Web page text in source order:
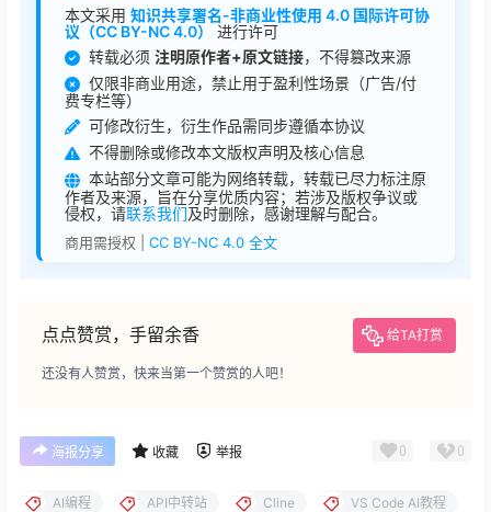
本文采用 知识共享署名-非商业性使用 4.0 国际许可协
议（CC BY-NC 4.0）
进行许可
转载必须 注明原作者+原文链接，不得篡改来源
仅限非商业用途，禁止用于盈利性场景（广告/付
费专栏等）
可修改衍生，衍生作品需同步遵循本协议
不得删除或修改本文版权声明及核心信息
本站部分文章可能为网络转载，转载已尽力标注原
作者及来源，旨在分享优质内容；若涉及版权争议或
侵权，请联系我们及时删除，感谢理解与配合。
商用需授权 | CC BY-NC 4.0 全文
点点赞赏，手留余香 给TA打赏
还没有人赞赏，快来当第一个赞赏的人吧！
海报分享 收藏 举报 0 0
AI编程 API中转站 Cline VS Code AI教程